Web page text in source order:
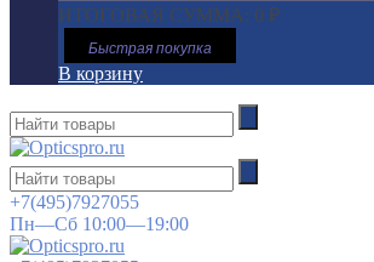
ИТОГОВАЯ СУММА: 0 ₽
Быстрая покупка
В корзину
+7(495)7927055
Пн—Сб 10:00—19:00